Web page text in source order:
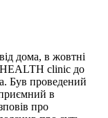
дома, в жовтні
HEALTH clinic до
Був проведений
в
про